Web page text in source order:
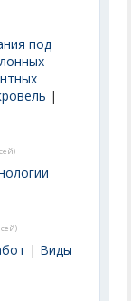
под
|
| Виды